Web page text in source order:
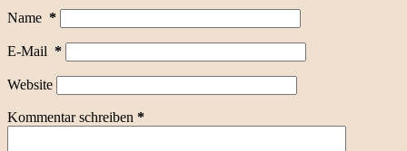
Name *
E-Mail *
Website
Kommentar schreiben *